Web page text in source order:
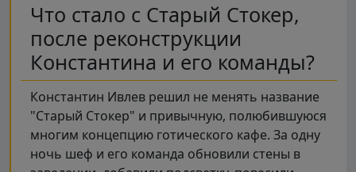
Что стало с Старый Стокер,
после реконструкции
Константина и его команды?
Константин Ивлев решил не менять название
"Старый Стокер" и привычную, полюбившуюся
многим концепцию готического кафе. За одну
ночь шеф и его команда обновили стены в